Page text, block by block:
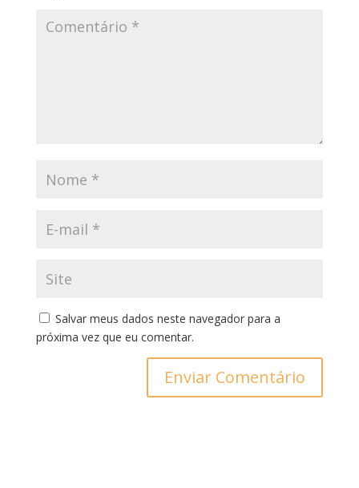
Salvar meus dados neste navegador para a
próxima vez que eu comentar.